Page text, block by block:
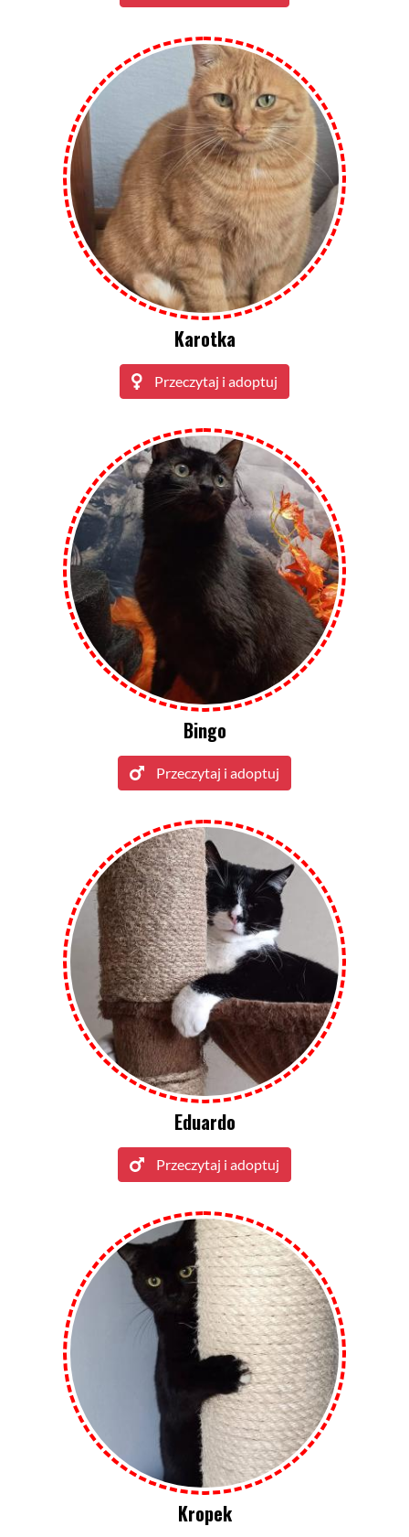
Karotka
Przeczytaj i adoptuj
Bingo
Przeczytaj i adoptuj
Eduardo
Przeczytaj i adoptuj
Kropek